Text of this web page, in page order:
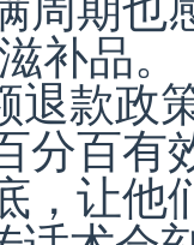
补品。
退款
分百有
，让他